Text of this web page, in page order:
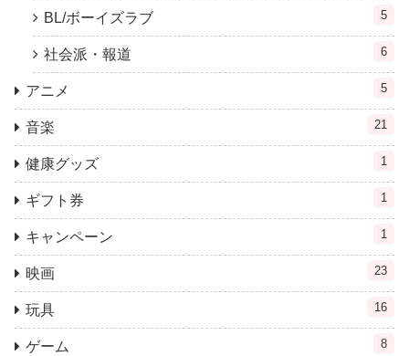
BL/ボーイズラブ 5
社会派・報道 6
アニメ 5
音楽 21
健康グッズ 1
ギフト券 1
キャンペーン 1
映画 23
玩具 16
ゲーム 8